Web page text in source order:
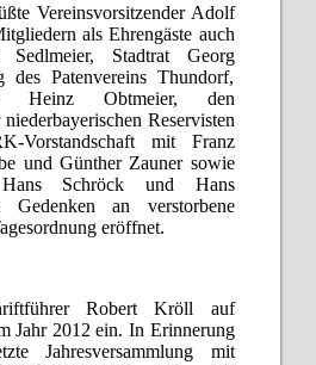
Vereinsvorsitzender Adolf
als Ehrengäste auch
Sedlmeier, Stadtrat Georg
des Patenvereins Thundorf,
Heinz Obtmeier, den
Reservisten
Vorstandschaft mit Franz
und Günther Zauner sowie
Schröck und Hans
an verstorbene
eröffnet.
Robert Kröll auf
Jahr 2012 ein. In Erinnerung
Jahresversammlung mit